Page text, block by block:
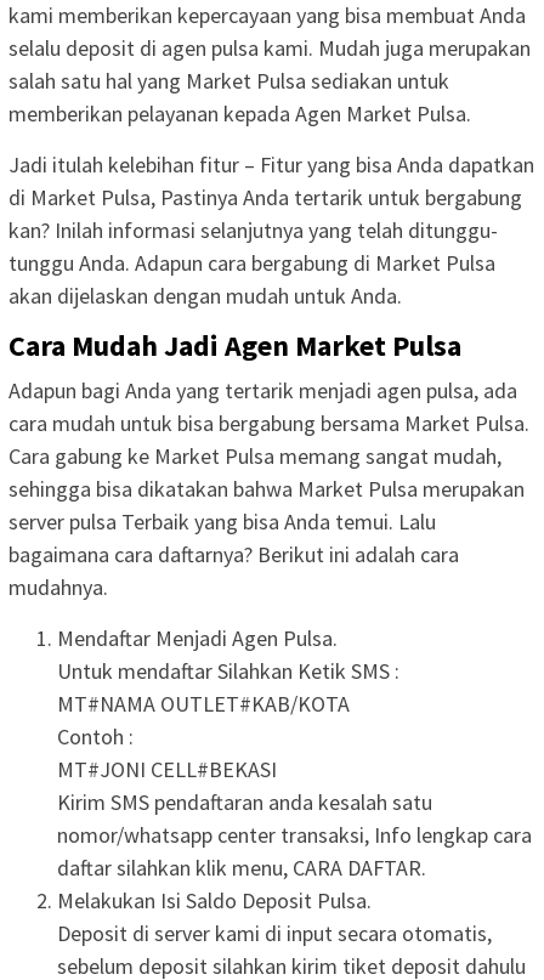
kami memberikan kepercayaan yang bisa membuat Anda
selalu deposit di agen pulsa kami. Mudah juga merupakan
salah satu hal yang Market Pulsa sediakan untuk
memberikan pelayanan kepada Agen Market Pulsa.
Jadi itulah kelebihan fitur – Fitur yang bisa Anda dapatkan
di Market Pulsa, Pastinya Anda tertarik untuk bergabung
kan? Inilah informasi selanjutnya yang telah ditunggu-
tunggu Anda. Adapun cara bergabung di Market Pulsa
akan dijelaskan dengan mudah untuk Anda.
Cara Mudah Jadi Agen Market Pulsa
Adapun bagi Anda yang tertarik menjadi agen pulsa, ada
cara mudah untuk bisa bergabung bersama Market Pulsa.
Cara gabung ke Market Pulsa memang sangat mudah,
sehingga bisa dikatakan bahwa Market Pulsa merupakan
server pulsa Terbaik yang bisa Anda temui. Lalu
bagaimana cara daftarnya? Berikut ini adalah cara
mudahnya.
Mendaftar Menjadi Agen Pulsa.
Untuk mendaftar Silahkan Ketik SMS :
MT#NAMA OUTLET#KAB/KOTA
Contoh :
MT#JONI CELL#BEKASI
Kirim SMS pendaftaran anda kesalah satu
nomor/whatsapp center transaksi, Info lengkap cara
daftar silahkan klik menu, CARA DAFTAR.
Melakukan Isi Saldo Deposit Pulsa.
Deposit di server kami di input secara otomatis,
sebelum deposit silahkan kirim tiket deposit dahulu